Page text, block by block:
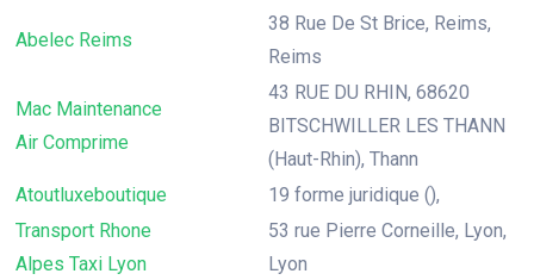
Abelec Reims
38 Rue De St Brice, Reims,
Reims
Mac Maintenance
Air Comprime
43 RUE DU RHIN, 68620
BITSCHWILLER LES THANN
(Haut-Rhin), Thann
Atoutluxeboutique
19 forme juridique (),
Transport Rhone
Alpes Taxi Lyon
53 rue Pierre Corneille, Lyon,
Lyon